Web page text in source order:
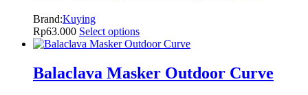
Brand:Kuying
Rp63.000 Select options
Balaclava Masker Outdoor Curve